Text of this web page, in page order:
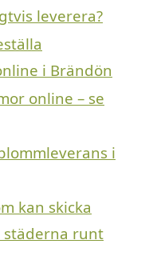
leverera?
i Brändön
online – se
i
kan skicka
runt